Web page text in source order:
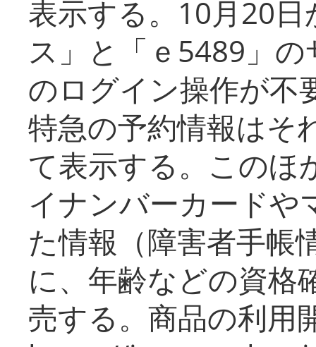
表示する。10月20
ス」と「ｅ5489」
のログイン操作が不
特急の予約情報はそ
て表示する。このほ
イナンバーカードや
た情報（障害者手帳
に、年齢などの資格
売する。商品の利用